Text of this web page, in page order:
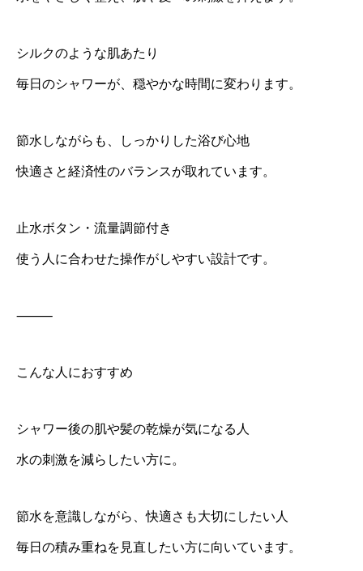
シルクのような肌あたり
毎日のシャワーが、穏やかな時間に変わります。
節水しながらも、しっかりした浴び心地
快適さと経済性のバランスが取れています。
止水ボタン・流量調節付き
使う人に合わせた操作がしやすい設計です。
⸻
こんな人におすすめ
シャワー後の肌や髪の乾燥が気になる人
水の刺激を減らしたい方に。
節水を意識しながら、快適さも大切にしたい人
毎日の積み重ねを見直したい方に向いています。